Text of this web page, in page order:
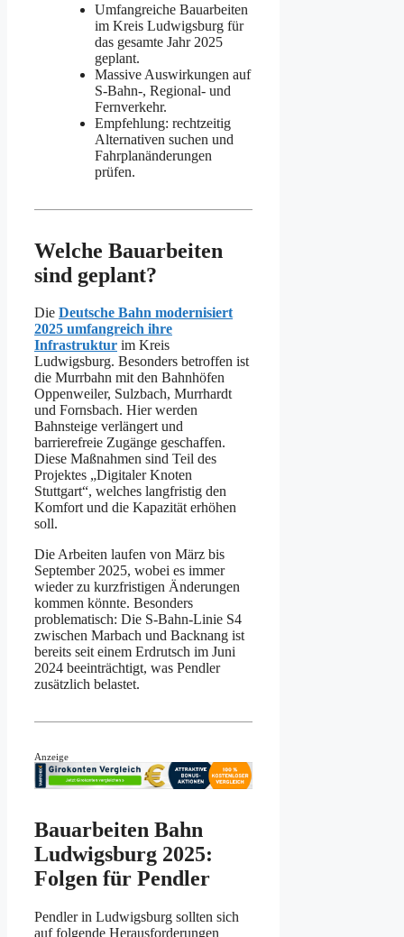
Umfangreiche Bauarbeiten
im Kreis Ludwigsburg für
das gesamte Jahr 2025
geplant.
Massive Auswirkungen auf
S-Bahn-, Regional- und
Fernverkehr.
Empfehlung: rechtzeitig
Alternativen suchen und
Fahrplanänderungen
prüfen.
Welche Bauarbeiten
sind geplant?
Die Deutsche Bahn modernisiert
2025 umfangreich ihre
Infrastruktur im Kreis
Ludwigsburg. Besonders betroffen ist
die Murrbahn mit den Bahnhöfen
Oppenweiler, Sulzbach, Murrhardt
und Fornsbach. Hier werden
Bahnsteige verlängert und
barrierefreie Zugänge geschaffen.
Diese Maßnahmen sind Teil des
Projektes „Digitaler Knoten
Stuttgart“, welches langfristig den
Komfort und die Kapazität erhöhen
soll.
Die Arbeiten laufen von März bis
September 2025, wobei es immer
wieder zu kurzfristigen Änderungen
kommen könnte. Besonders
problematisch: Die S-Bahn-Linie S4
zwischen Marbach und Backnang ist
bereits seit einem Erdrutsch im Juni
2024 beeinträchtigt, was Pendler
zusätzlich belastet.
Anzeige
Bauarbeiten Bahn
Ludwigsburg 2025:
Folgen für Pendler
Pendler in Ludwigsburg sollten sich
auf folgende Herausforderungen